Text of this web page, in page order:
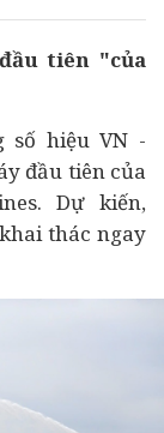
tiên "của
số hiệu VN -
đầu tiên của
Dự kiến,
thác ngay